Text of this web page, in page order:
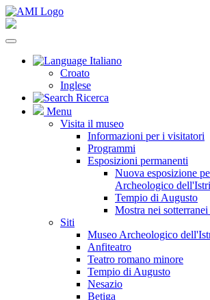
Italiano
Croato
Inglese
Ricerca
Menu
Visita il museo
Informazioni per i visitatori
Programmi
Esposizioni permanenti
Nuova esposizione
Archeologico
Tempio di Augusto
Mostra nei
Siti
Museo Archeologico
Anfiteatro
Teatro romano minore
Tempio di Augusto
Nesazio
Betiga